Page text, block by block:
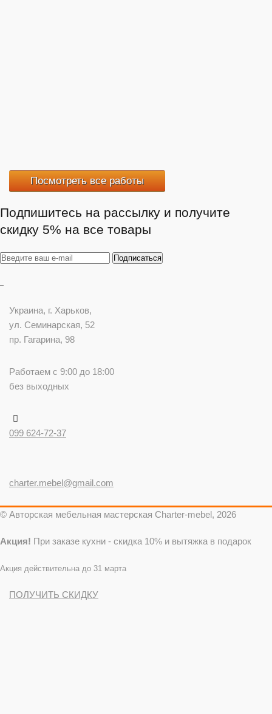
Посмотреть все работы
Подпишитесь на рассылку и получите
скидку 5% на все товары
Украина, г. Харьков,
ул. Семинарская, 52
пр. Гагарина, 98
Работаем с 9:00 до 18:00
без выходных
099 624-72-37
charter.mebel@gmail.com
© Авторская мебельная мастерская Charter-mebel, 2026
Акция! При заказе кухни - скидка 10% и вытяжка в подарок
Акция действительна до 31 марта
ПОЛУЧИТЬ СКИДКУ